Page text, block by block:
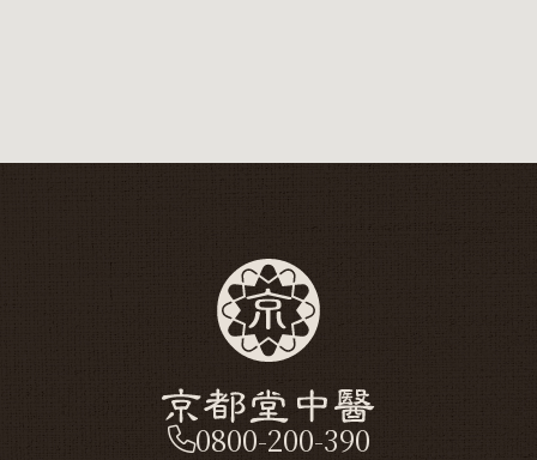
0800-200-390